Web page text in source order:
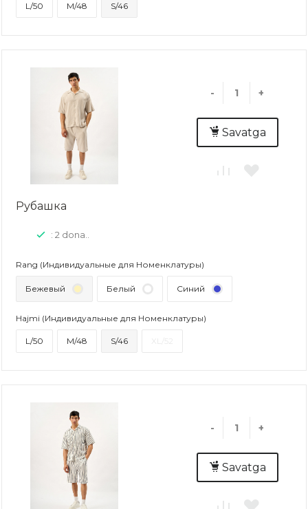
L/50 M/48 S/46
- +
Savatga
Рубашка
: 2 dona..
Rang (Индивидуальные для Номенклатуры)
Бежевый Белый Синий
Hajmi (Индивидуальные для Номенклатуры)
L/50 M/48 S/46
- +
Savatga